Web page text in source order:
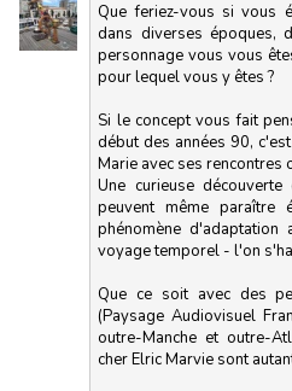
Que feriez-vous si vous
dans diverses époques,
personnage vous vous
pour lequel vous y êtes ?
Si le concept vous fait
début des années 90,
Marie avec ses rencontres
Une curieuse
peuvent même paraître
phénomène
voyage temporel - l'on
Que ce soit avec des
(Paysage Audiovisuel
outre-Manche et outre-
cher Elric Marvie sont